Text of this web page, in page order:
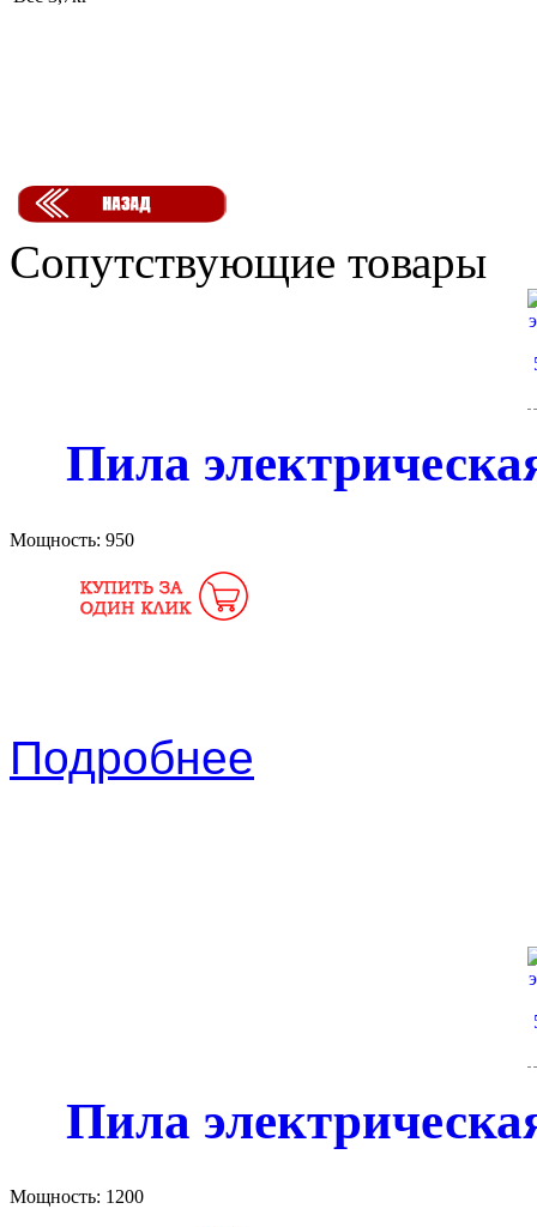
Сопутствующие товары
Пила
Мощность: 950
Подробнее
Пила
Мощность: 1200